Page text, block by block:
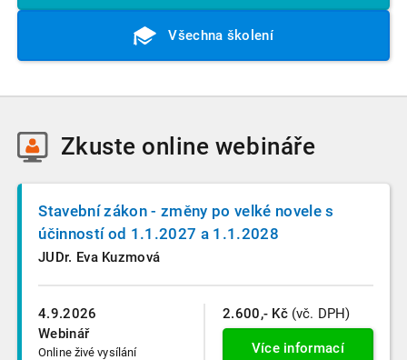
Všechna školení
Zkuste online webináře
4.9.2026
Webinář
Online živé vysílání
Stavební zákon - změny po velké novele s
účinností od 1.1.2027 a 1.1.2028
JUDr. Eva Kuzmová
2.600,- Kč (vč. DPH)
Více informací